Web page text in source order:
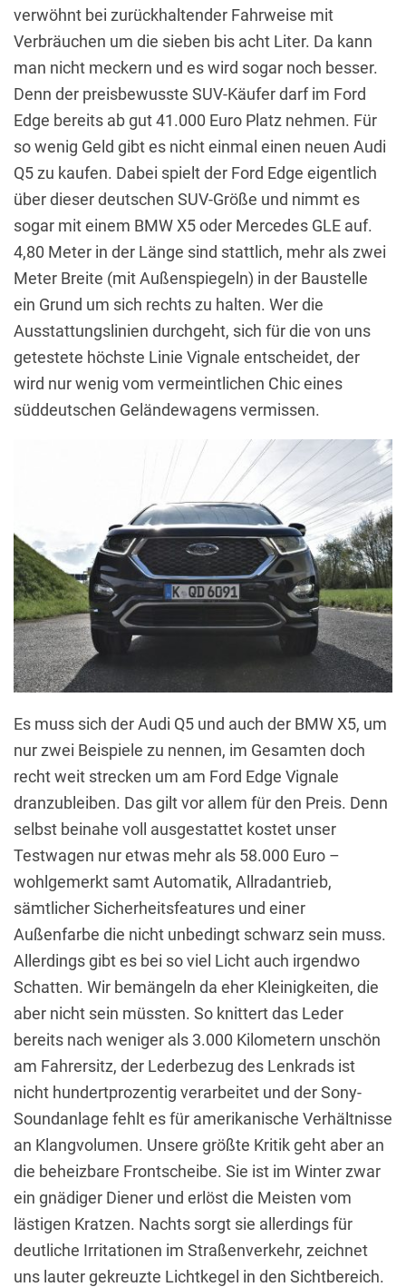
verwöhnt bei zurückhaltender Fahrweise mit
Verbräuchen um die sieben bis acht Liter. Da kann
man nicht meckern und es wird sogar noch besser.
Denn der preisbewusste SUV-Käufer darf im Ford
Edge bereits ab gut 41.000 Euro Platz nehmen. Für
so wenig Geld gibt es nicht einmal einen neuen Audi
Q5 zu kaufen. Dabei spielt der Ford Edge eigentlich
über dieser deutschen SUV-Größe und nimmt es
sogar mit einem BMW X5 oder Mercedes GLE auf.
4,80 Meter in der Länge sind stattlich, mehr als zwei
Meter Breite (mit Außenspiegeln) in der Baustelle
ein Grund um sich rechts zu halten. Wer die
Ausstattungslinien durchgeht, sich für die von uns
getestete höchste Linie Vignale entscheidet, der
wird nur wenig vom vermeintlichen Chic eines
süddeutschen Geländewagens vermissen.
Es muss sich der Audi Q5 und auch der BMW X5, um
nur zwei Beispiele zu nennen, im Gesamten doch
recht weit strecken um am Ford Edge Vignale
dranzubleiben. Das gilt vor allem für den Preis. Denn
selbst beinahe voll ausgestattet kostet unser
Testwagen nur etwas mehr als 58.000 Euro –
wohlgemerkt samt Automatik, Allradantrieb,
sämtlicher Sicherheitsfeatures und einer
Außenfarbe die nicht unbedingt schwarz sein muss.
Allerdings gibt es bei so viel Licht auch irgendwo
Schatten. Wir bemängeln da eher Kleinigkeiten, die
aber nicht sein müssten. So knittert das Leder
bereits nach weniger als 3.000 Kilometern unschön
am Fahrersitz, der Lederbezug des Lenkrads ist
nicht hundertprozentig verarbeitet und der Sony-
Soundanlage fehlt es für amerikanische Verhältnisse
an Klangvolumen. Unsere größte Kritik geht aber an
die beheizbare Frontscheibe. Sie ist im Winter zwar
ein gnädiger Diener und erlöst die Meisten vom
lästigen Kratzen. Nachts sorgt sie allerdings für
deutliche Irritationen im Straßenverkehr, zeichnet
uns lauter gekreuzte Lichtkegel in den Sichtbereich.